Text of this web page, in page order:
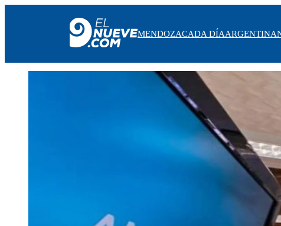
MENDOZACADA DÍAARGENTINA